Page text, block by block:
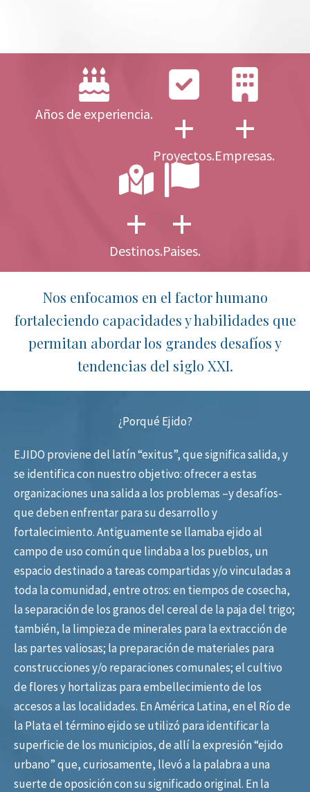
Años de experiencia. +
Proyectos.
+
Empresas.
+
Destinos.
+
Paises.
Nos enfocamos en el factor humano
fortaleciendo capacidades y habilidades que
permitan abordar los grandes desafíos y
tendencias del siglo XXI.
¿Porqué Ejido?
EJIDO proviene del latín “exitus”, que significa salida, y
se identifica con nuestro objetivo: ofrecer a estas
organizaciones una salida a los problemas –y desafíos-
que deben enfrentar para su desarrollo y
fortalecimiento. Antiguamente se llamaba ejido al
campo de uso común que lindaba a los pueblos, un
espacio destinado a tareas compartidas y/o vinculadas a
toda la comunidad, entre otros: en tiempos de cosecha,
la separación de los granos del cereal de la paja del trigo;
también, la limpieza de minerales para la extracción de
las partes valiosas; la preparación de materiales para
construcciones y/o reparaciones comunales; el cultivo
de flores y hortalizas para embellecimiento de los
accesos a las localidades. En América Latina, en el Río de
la Plata el término ejido se utilizó para identificar la
superficie de los municipios, de allí la expresión “ejido
urbano” que, curiosamente, llevó a la palabra a una
suerte de oposición con su significado original. En la